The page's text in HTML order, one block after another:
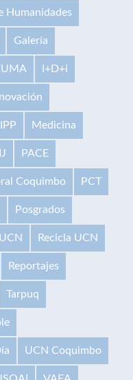
Humanidades
Galería
I+D+i
IPP Medicina
PACE
Coquimbo PCT
Posgrados
Recicla UCN
Reportajes
Tarpuq
UCN Coquimbo